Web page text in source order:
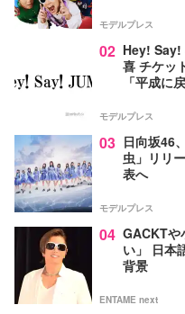
モデルプレス
02 Hey! Say!
喜 チケッ
「平成に
モデルプレス
03 日向坂46
虫」リリ
表へ
モデルプレス
04 GACKTや
い」 日本
背景
ENTAME next